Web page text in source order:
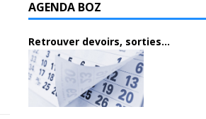
AGENDA BOZ
Retrouver devoirs, sorties...